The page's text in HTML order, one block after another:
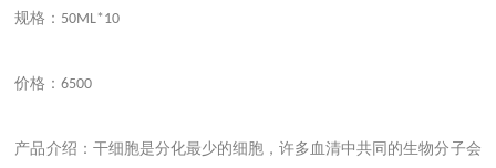
规格： 50ML*10
价格：6500
产品介绍：干细胞是分化最少的细胞，许多血清中共同的生物分子会